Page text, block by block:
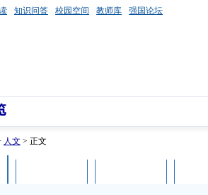
知识问答 校园空间 教师库 强国论坛
人文 > 正文